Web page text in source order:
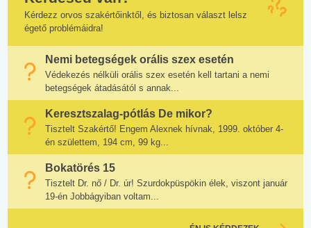
Kérdezz orvos szakértőinktől, és biztosan választ lelsz
égető problémáidra!
Nemi betegségek orális szex esetén
Védekezés nélküli orális szex esetén kell tartani a nemi
betegségek átadásától s annak...
Keresztszalag-pótlás De mikor?
Tisztelt Szakértő! Engem Alexnek hívnak, 1999. október 4-
én születtem, 194 cm, 99 kg...
Bokatörés 15
Tisztelt Dr. nő / Dr. úr! Szurdokpüspökin élek, viszont január
19-én Jobbágyiban voltam...